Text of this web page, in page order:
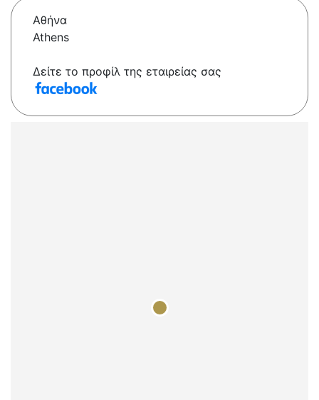
Αθήνα
Athens
Δείτε το προφίλ της εταιρείας σας